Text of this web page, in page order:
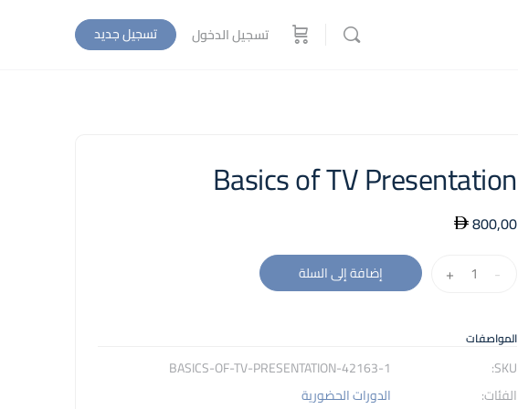
تسجيل الدخول تسجيل جديد
Basics of TV Presentation
800,00
TV
Presentation
-
+ إضافة إلى السلة
المواصفات
SKU:
42163-1-BASICS-OF-TV-PRESENTATION
الفئات:
الدورات الحضورية